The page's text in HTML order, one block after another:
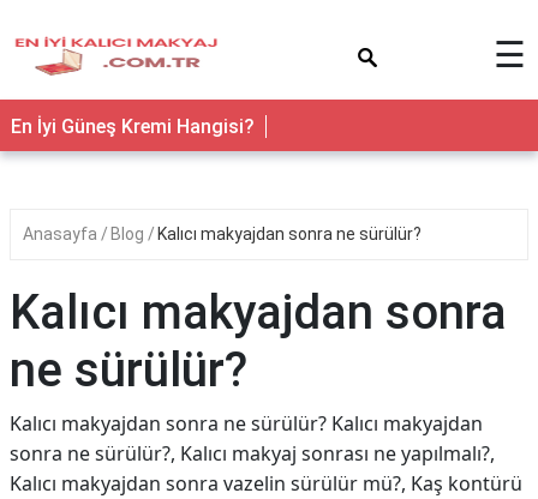
☰
En İyi Güneş Kremi Hangisi?
Anasayfa Blog Kalıcı makyajdan sonra ne sürülür?
Kalıcı makyajdan sonra
ne sürülür?
Kalıcı makyajdan sonra ne sürülür? Kalıcı makyajdan
sonra ne sürülür?, Kalıcı makyaj sonrası ne yapılmalı?,
Kalıcı makyajdan sonra vazelin sürülür mü?, Kaş kontürü